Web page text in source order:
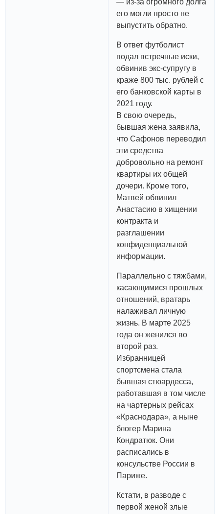
— из-за огромного долга
его могли просто не
выпустить обратно.
В ответ футболист
подал встречные иски,
обвинив экс-супругу в
краже 800 тыс. рублей с
его банковской карты в
2021 году.
В свою очередь,
бывшая жена заявила,
что Сафонов переводил
эти средства
добровольно на ремонт
квартиры их общей
дочери. Кроме того,
Матвей обвинил
Анастасию в хищении
контракта и
разглашении
конфиденциальной
информации.
Параллельно с тяжбами,
касающимися прошлых
отношений, вратарь
налаживал личную
жизнь. В марте 2025
года он женился во
второй раз.
Избранницей
спортсмена стала
бывшая стюардесса,
работавшая в том числе
на чартерных рейсах
«Краснодара», а ныне
блогер Марина
Кондратюк. Они
расписались в
консульстве России в
Париже.
Кстати, в разводе с
первой женой злые